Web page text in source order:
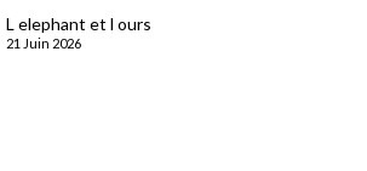
L elephant et l ours
21 Juin 2026